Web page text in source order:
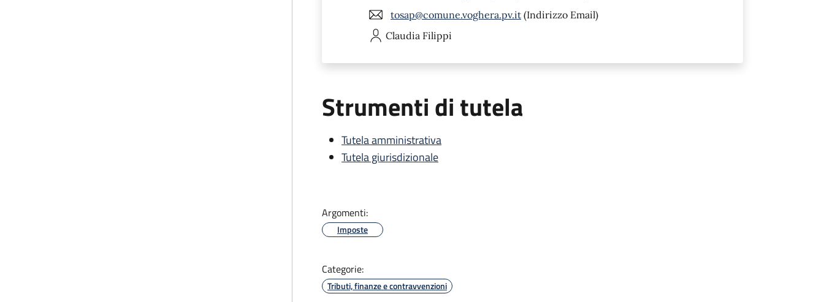
tosap@comune.voghera.pv.it (Indirizzo Email)
Claudia Filippi
Strumenti di tutela
Tutela amministrativa
Tutela giurisdizionale
Argomenti:
Imposte
Categorie:
Tributi, finanze e contravvenzioni